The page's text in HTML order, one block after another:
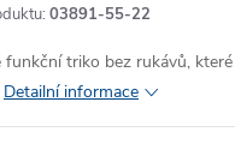
03891-55-22
funkční triko bez rukávů,
Detailní informace